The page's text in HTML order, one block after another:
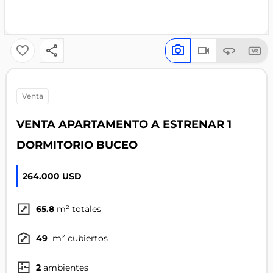
venta
VENTA APARTAMENTO A ESTRENAR 1
DORMITORIO BUCEO
264.000 USD
65.8 m² totales
49 m² cubiertos
2 ambientes